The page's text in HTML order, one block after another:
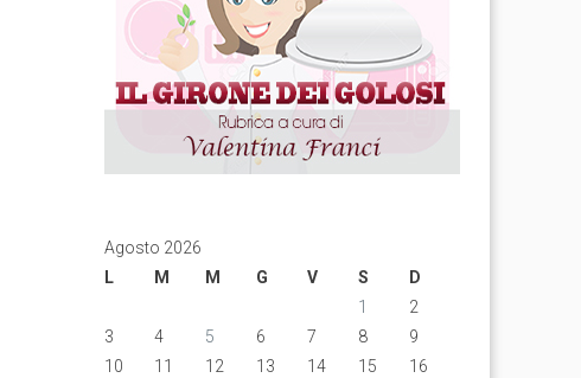
Agosto 2026
L
M M G V S
D
1
2
3
4 5 6 7 8
9
10
11 12 13 14 15
16